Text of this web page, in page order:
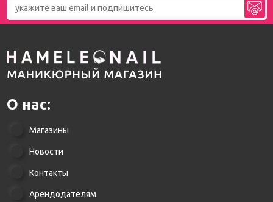
О нас:
Магазины
Новости
Контакты
Арендодателям